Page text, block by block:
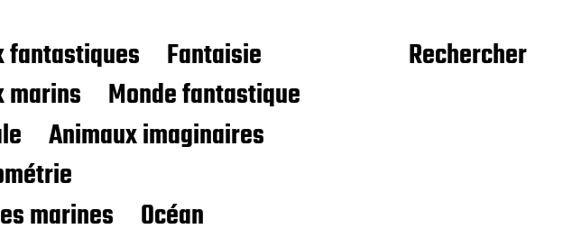
fantastiques
Fantaisie
marins
Monde fantastique
Animaux imaginaires
marines
Océan
Rechercher